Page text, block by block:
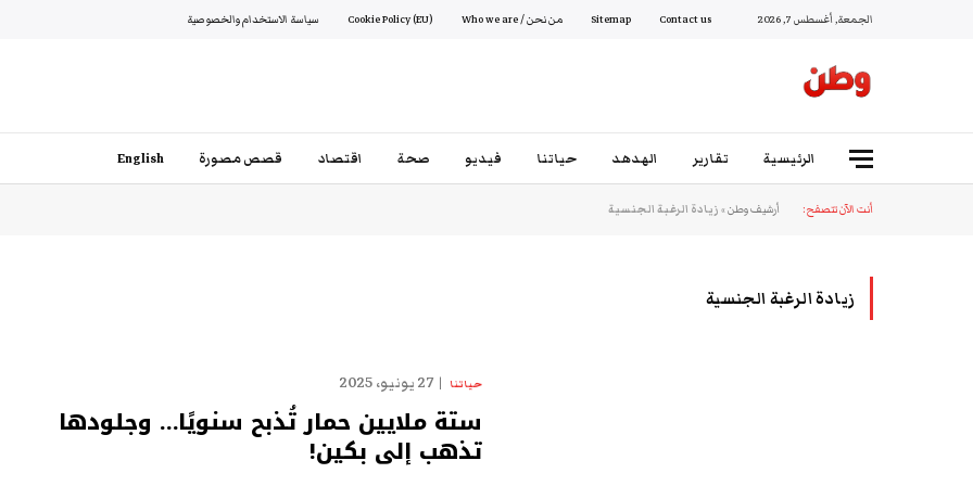
الجمعة, أغسطس 7, 2026 Contact us
Sitemap من نحن / Who we are Cookie Policy (EU) سياسة الاستخدام والخصوصية
الرئيسية تقارير الهدهد حياتنا فيديو صحة اقتصاد قصص مصورة English
أنت الآن تتصفح: أرشيف وطن»زيادة الرغبة الجنسية
زيادة الرغبة الجنسية
حياتنا 27 يونيو، 2025
ستة ملايين حمار تُذبح سنويًا… وجلودها
تذهب إلى بكين!